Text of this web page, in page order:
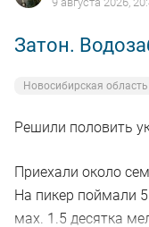
ельцы плохо
показалось, на
пониже... Пух
репейника...
Завтра попробую
С такими ельцами
той самой бабке -
Затон.
Новосибирская область
Решили половить
Приехали около
На пикер поймали
мах. 1.5 десятка